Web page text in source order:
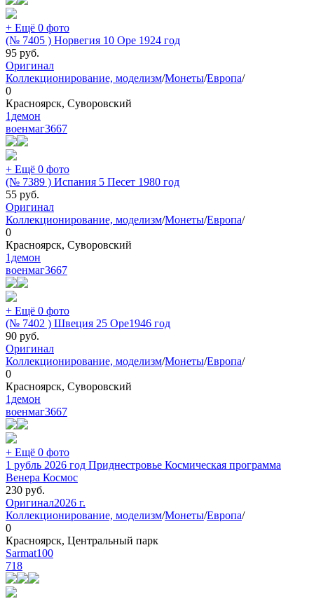
+ Ещё 0 фото
(№ 7405 ) Норвегия 10 Оре 1924 год
95 руб.
Оригинал
Коллекционирование, моделизм/Монеты/Европа/
0
Красноярск, Суворовский
1демон
военмаг3667
+ Ещё 0 фото
(№ 7389 ) Испания 5 Песет 1980 год
55 руб.
Оригинал
Коллекционирование, моделизм/Монеты/Европа/
0
Красноярск, Суворовский
1демон
военмаг3667
+ Ещё 0 фото
(№ 7402 ) Швеция 25 Оре1946 год
90 руб.
Оригинал
Коллекционирование, моделизм/Монеты/Европа/
0
Красноярск, Суворовский
1демон
военмаг3667
+ Ещё 0 фото
1 рубль 2026 год Приднестровье Космическая программа
Венера Космос
230 руб.
Оригинал2026 г.
Коллекционирование, моделизм/Монеты/Европа/
0
Красноярск, Центральный парк
Sarmat100
718